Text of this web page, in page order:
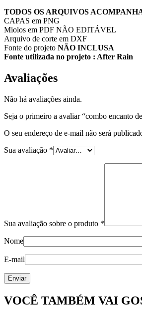
TODOS OS ARQUIVOS
CAPAS em PNG
Miolos em PDF NÃO EDITÁVEL
Arquivo de corte em DXF
Fonte do projeto NÃO INCLUSA
Fonte utilizada no projeto : After Rain
Avaliações
Não há avaliações ainda.
Seja o primeiro a avaliar “combo encanto
O seu endereço de e-mail não será
Sua avaliação *
Sua avaliação sobre o produto *
Nome
E-mail
VOCÊ TAMBÉM VAI